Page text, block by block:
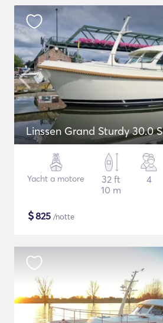
Linssen Grand Sturdy 30.0
Yacht a motore
32 ft
10 m
4
$825 /notte